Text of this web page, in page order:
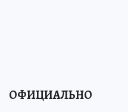
ОФИЦИАЛЬНО